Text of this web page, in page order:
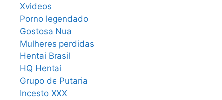
Xvideos
Porno legendado
Gostosa Nua
Mulheres perdidas
Hentai Brasil
HQ Hentai
Grupo de Putaria
Incesto XXX